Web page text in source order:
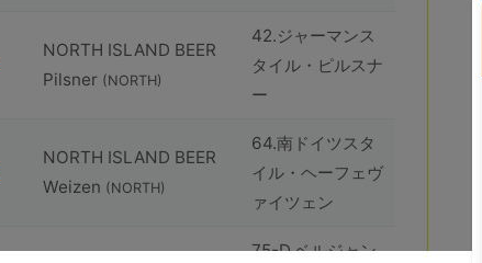
NORTH ISLAND BEER
Pilsner (NORTH)
42.ジャーマンス
タイル・ピルスナ
ー
NORTH ISLAND BEER
Weizen (NORTH)
64.南ドイツスタ
イル・ヘーフェヴ
ァイツェン
75-D.ベルジャン